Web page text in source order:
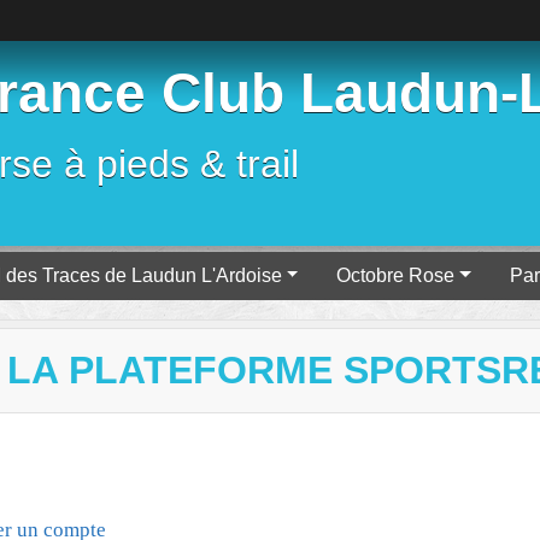
Club
à pieds & trail
des Traces de Laudun L'Ardoise Octobre Rose
PLATEFORME
un compte